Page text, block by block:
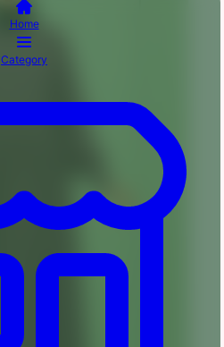
Home
Category